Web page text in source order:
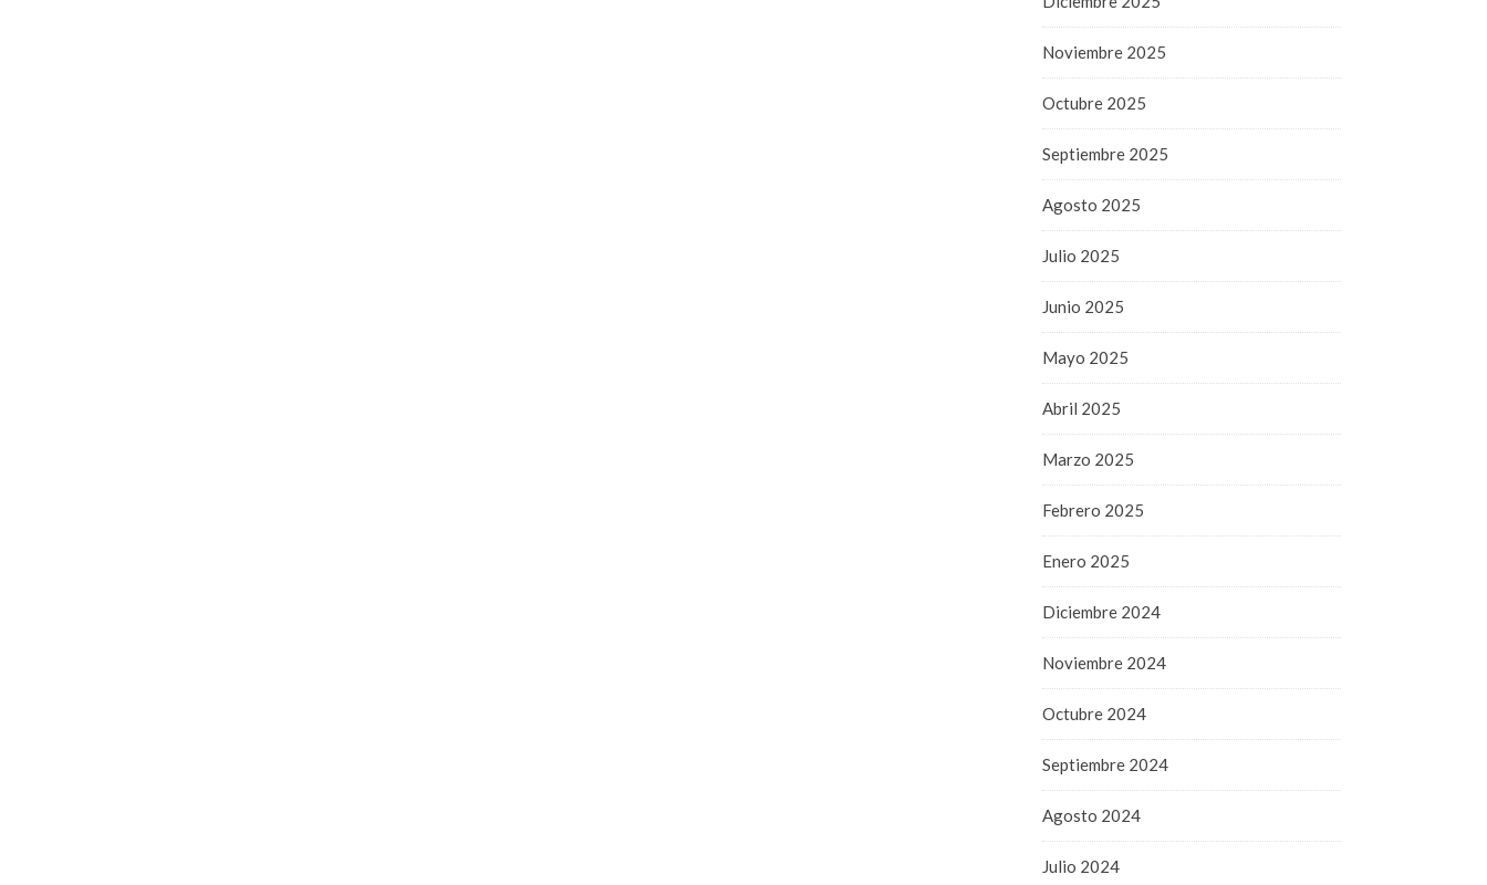
Noviembre 2025
Octubre 2025
Septiembre 2025
Agosto 2025
Julio 2025
Junio 2025
Mayo 2025
Abril 2025
Marzo 2025
Febrero 2025
Enero 2025
Diciembre 2024
Noviembre 2024
Octubre 2024
Septiembre 2024
Agosto 2024
Julio 2024